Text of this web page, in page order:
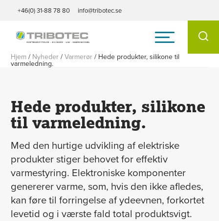
+46(0) 31-88 78 80 info@tribotec.se
Hjem / Nyheder /Varmerør / Hede produkter, silikone til
varmeledning.
Hede produkter, silikone
til varmeledning.
Med den hurtige udvikling af elektriske
produkter stiger behovet for effektiv
varmestyring. Elektroniske komponenter
genererer varme, som, hvis den ikke afledes,
kan føre til forringelse af ydeevnen, forkortet
levetid og i værste fald total produktsvigt.